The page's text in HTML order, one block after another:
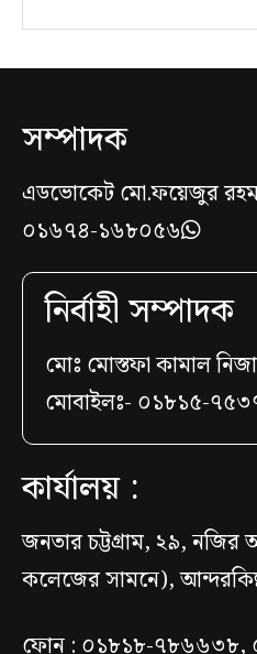
সম্পাদক
এডভোকেট মো.ফয়েজুর
০১৬৭৪-১৬৮০৫৬
নির্বাহী সম্পাদক
মোঃ মোস্তফা কামাল
মোবাইলঃ- ০১৮১৫-
কার্যালয় :
জনতার চট্টগ্রাম, ২৯,
কলেজের সামনে),
ফোন : ০১৮১৮-৭৮৬৬৩৮,